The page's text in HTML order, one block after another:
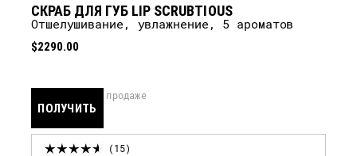
СКРАБ ДЛЯ ГУБ LIP SCRUBTIOUS
Отшелушивание, увлажнение, 5 ароматов
$2290.00
ПОЛУЧИТЬ
УВЕДОМЛЕНИЕ
скоро в продаже
15